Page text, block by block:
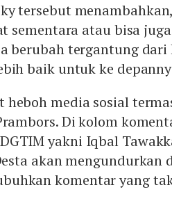
tersebut
sementara atau bisa
berubah tergantung
baik untuk ke
heboh media sosial
Di kolom
yakni Iqbal
akan mengundurkan
komentar yang